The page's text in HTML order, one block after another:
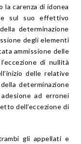
carenza di idonea
e sul suo effettivo
determinazione
degli elementi
ammissione delle
di nullità
delle relative
determinazione
ad erronei
dell’eccezione di
gli appellati e